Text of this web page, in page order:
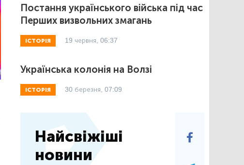
Постання українського війська під час
Перших визвольних змагань
ІСТОРІЯ 19 червня, 06:37
Українська колонія на Волзі
ІСТОРІЯ 30 березня, 07:09
Найсвіжіші
новини